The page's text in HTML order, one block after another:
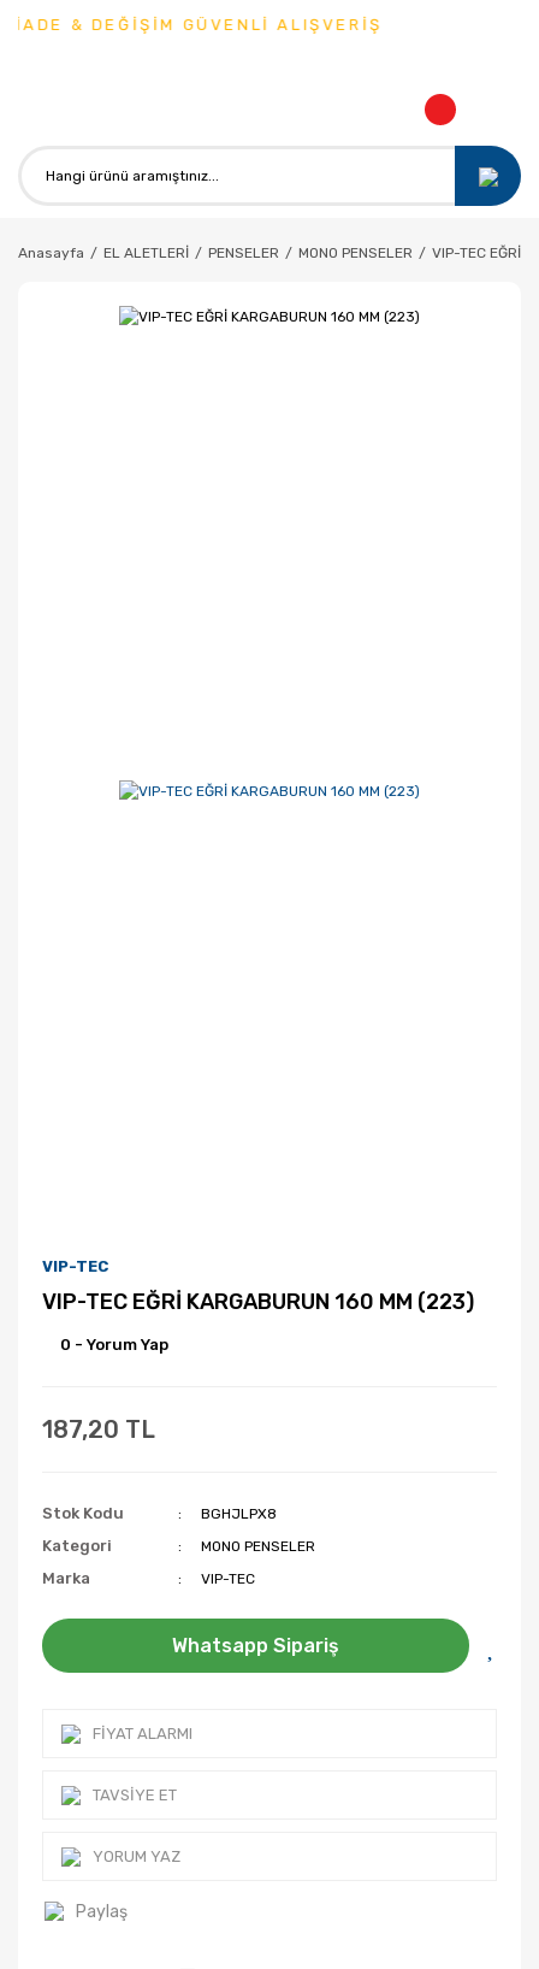
& DEĞİŞİM GÜVENLİ ALIŞVERİŞ
Anasayfa EL ALETLERİ PENSELER MONO PENSELER VIP-TEC EĞRİ
VIP-TEC
VIP-TEC EĞRİ KARGABURUN 160 MM (223)
0 - Yorum Yap
187,20 TL
Stok Kodu BGHJLPX8
Kategori MONO PENSELER
Marka VIP-TEC
Whatsapp Sipariş
FIYAT ALARMI
TAVSIYE ET
YORUM YAZ
Paylaş